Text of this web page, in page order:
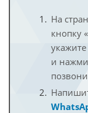
На
кнопку
и